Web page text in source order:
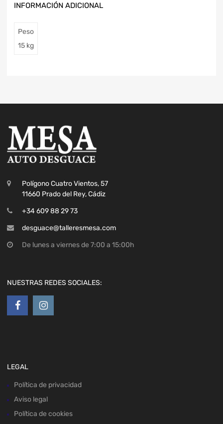
INFORMACIÓN ADICIONAL
Peso
15 kg
Polígono Cuatro Vientos, 57
11660 Prado del Rey, Cádiz
+34 609 88 29 73
desguace@talleresmesa.com
De lunes a viernes de 7:00 a 15:00h
NUESTRAS REDES SOCIALES:
LEGAL
Política de privacidad
Aviso legal
Política de cookies